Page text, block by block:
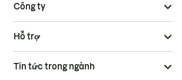
Công ty
Hỗ trợ
Tin tức trong ngành